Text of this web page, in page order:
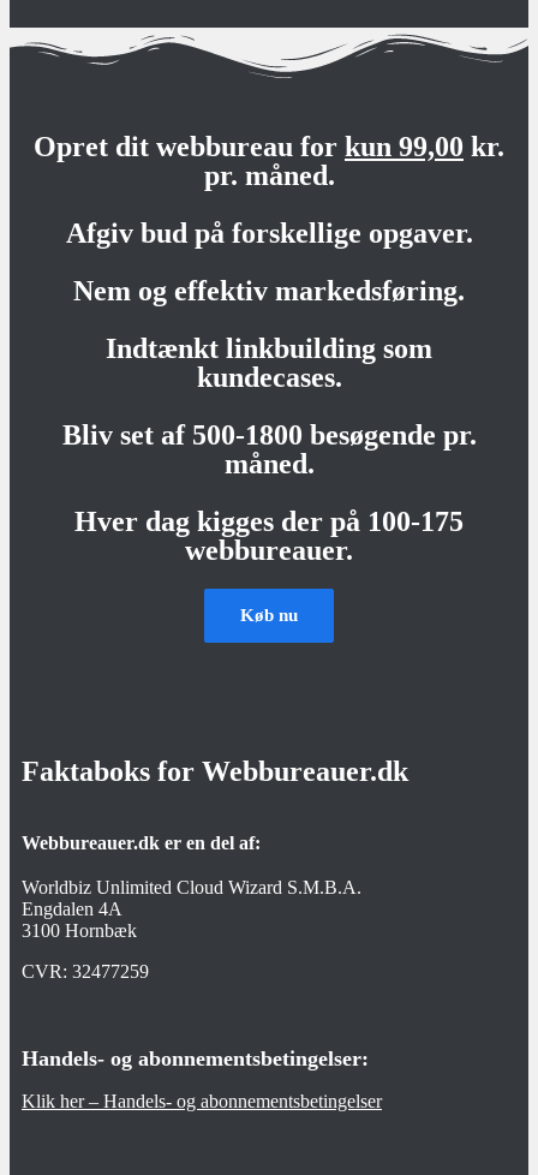
Opret dit webbureau for kun 99,00 kr.
pr. måned.
Afgiv bud på forskellige opgaver.
Nem og effektiv markedsføring.
Indtænkt linkbuilding som
kundecases.
Bliv set af 500-1800 besøgende pr.
måned.
Hver dag kigges der på 100-175
webbureauer.
Køb nu
Faktaboks for Webbureauer.dk
Webbureauer.dk er en del af:
Worldbiz Unlimited Cloud Wizard S.M.B.A.
Engdalen 4A
3100 Hornbæk
CVR: 32477259
Handels- og abonnementsbetingelser:
Klik her – Handels- og abonnementsbetingelser